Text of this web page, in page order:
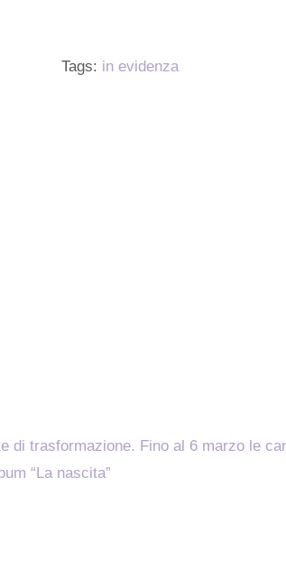
Tags: in evidenza
di trasformazione. Fino al 6 marzo le
“La nascita”